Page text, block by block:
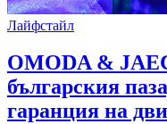
Лайфстайл
OMODA &
българския
гаранция на